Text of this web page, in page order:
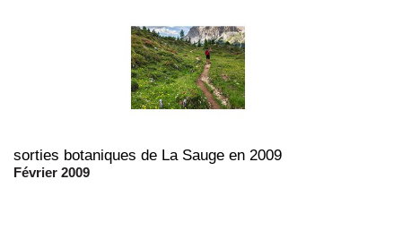
sorties botaniques de La Sauge en 2009
Février 2009